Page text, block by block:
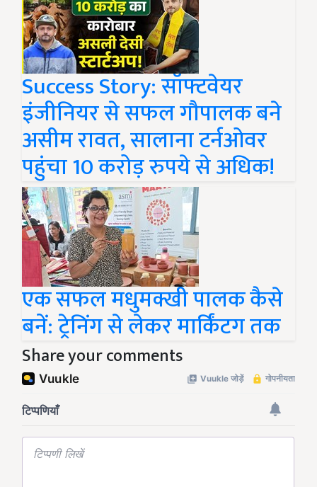
Success Story: सॉफ्टवेयर
इंजीनियर से सफल गौपालक बने
असीम रावत, सालाना टर्नओवर
पहुंचा 10 करोड़ रुपये से अधिक!
एक सफल मधुमक्खी पालक कैसे
बनें: ट्रेनिंग से लेकर मार्किंटग तक
Share your comments